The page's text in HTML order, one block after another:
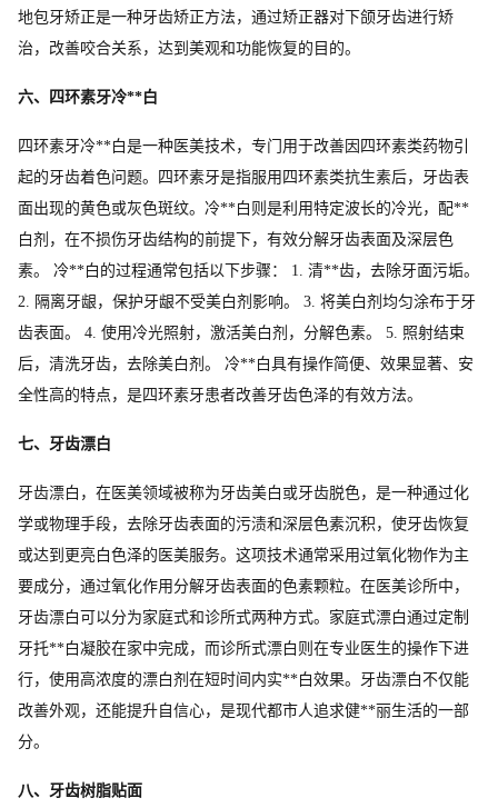
地包牙矫正是一种牙齿矫正方法，通过矫正器对下颌牙齿进行矫
治，改善咬合关系，达到美观和功能恢复的目的。
六、四环素牙冷**白
四环素牙冷**白是一种医美技术，专门用于改善因四环素类药物引
起的牙齿着色问题。四环素牙是指服用四环素类抗生素后，牙齿表
面出现的黄色或灰色斑纹。冷**白则是利用特定波长的冷光，配**
白剂，在不损伤牙齿结构的前提下，有效分解牙齿表面及深层色
素。 冷**白的过程通常包括以下步骤： 1. 清**齿，去除牙面污垢。
2. 隔离牙龈，保护牙龈不受美白剂影响。 3. 将美白剂均匀涂布于牙
齿表面。 4. 使用冷光照射，激活美白剂，分解色素。 5. 照射结束
后，清洗牙齿，去除美白剂。 冷**白具有操作简便、效果显著、安
全性高的特点，是四环素牙患者改善牙齿色泽的有效方法。
七、牙齿漂白
牙齿漂白，在医美领域被称为牙齿美白或牙齿脱色，是一种通过化
学或物理手段，去除牙齿表面的污渍和深层色素沉积，使牙齿恢复
或达到更亮白色泽的医美服务。这项技术通常采用过氧化物作为主
要成分，通过氧化作用分解牙齿表面的色素颗粒。在医美诊所中，
牙齿漂白可以分为家庭式和诊所式两种方式。家庭式漂白通过定制
牙托**白凝胶在家中完成，而诊所式漂白则在专业医生的操作下进
行，使用高浓度的漂白剂在短时间内实**白效果。牙齿漂白不仅能
改善外观，还能提升自信心，是现代都市人追求健**丽生活的一部
分。
八、牙齿树脂贴面